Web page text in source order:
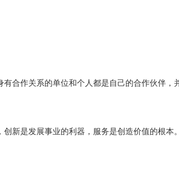
合作关系的单位和个人都是自己的合作伙伴
新是发展事业的利器，服务是创造价值的根本。